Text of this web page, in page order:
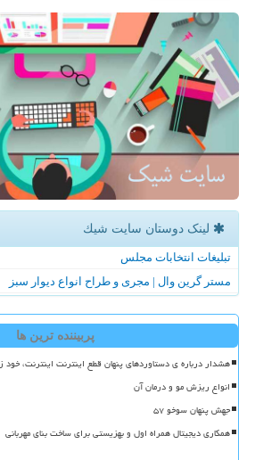
لینک دوستان سایت شیك
تبلیغات انتخابات مجلس
مستر گرین وال | مجری و طراح انواع دیوار سبز
پربیننده ترین ها
هشدار درباره ی دستاوردهای پنهان قطع اینترنت اینترنت،
انواع ریزش مو و درمان آن
جهش پنهان سوخو ۵۷
همکاری دیجیتال همراه اول و بهزیستی برای ساخت بنای مهربانی